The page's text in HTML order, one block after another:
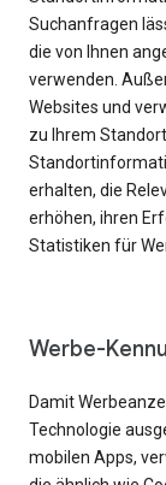
Suchanfragen
die von Ihnen
verwenden.
Websites und
zu Ihrem
erhalten, die
erhöhen, ihren
Statistiken für
Werbe-
Damit
Technologie
mobilen Apps,